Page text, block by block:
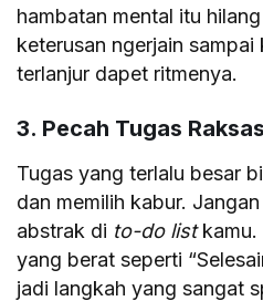
hambatan mental itu
keterusan ngerjain sampai
terlanjur dapet ritmenya.
3. Pecah Tugas
Tugas yang terlalu besar
dan memilih kabur.
abstrak di to-do listkamu.
yang berat seperti
jadi langkah yang sangat